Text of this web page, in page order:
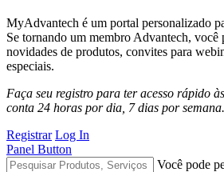
MyAdvantech é um portal personalizado
Se tornando um membro Advantech, você
novidades de produtos, convites para
especiais.
Faça seu registro para ter acesso rápido
conta 24 horas por dia, 7 dias por semana.
Registrar Log In
Panel Button
Você pode